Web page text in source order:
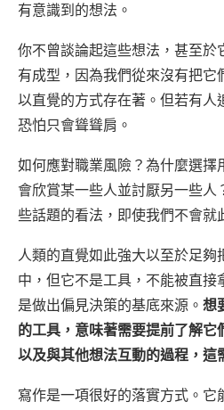
有意識到的想法。
你不曾談論起這些想法，甚至於
有成型，因為我們從來沒有把它
以直覺的方式存在著。但若有人
恐怕只會聳聳肩。
如何應對職業風險？為什麼選擇
會欣賞某一些人並討厭另一些人
些話題的看法，即使我們不會就
人類的直覺如此強大以至於足夠
中，但它不是工具，不能被直接
是做出偏見決策的基底來源。 想
的工具，意味著需要提前了解它
以及與其他想法互動的過程，這
寫作是一項很好的落實方式。它